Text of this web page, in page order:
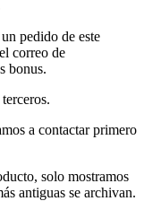
pedido de este
correo de
bonus.
a contactar primero
solo mostramos
antiguas se archivan.